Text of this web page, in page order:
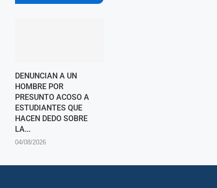
DENUNCIAN A UN
HOMBRE POR
PRESUNTO ACOSO A
ESTUDIANTES QUE
HACEN DEDO SOBRE
LA...
04/08/2026